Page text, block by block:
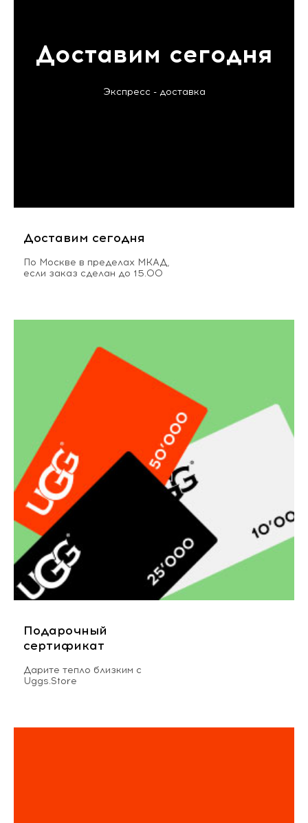
Доставим сегодня
Экспресс - доставка
Доставим сегодня
По Москве в пределах МКАД,
если заказ сделан до 15.00
Подарочный
сертификат
Дарите тепло близким с
Uggs.Store